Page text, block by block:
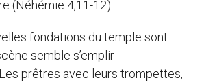
(Néhémie 4,11-12).
fondations du temple sont
semble s’emplir
prêtres avec leurs trompettes,